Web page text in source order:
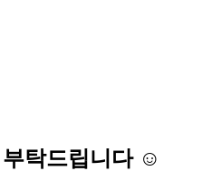
탁드립니다 ☺